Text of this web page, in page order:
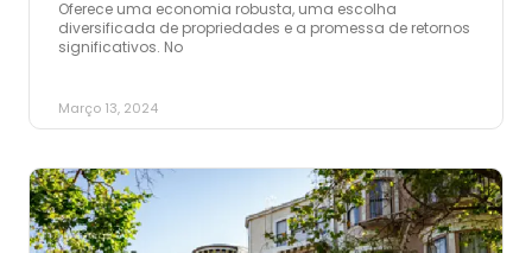
Oferece uma economia robusta, uma escolha
diversificada de propriedades e a promessa de retornos
significativos. No
Março 13, 2024